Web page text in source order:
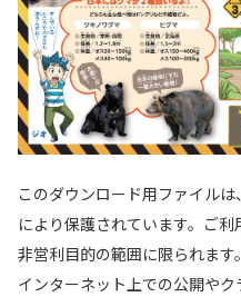
このダウンロード用ファイル
により保護されています。ご利
非営利目的の範囲に限られます
インターネット上での公開やク